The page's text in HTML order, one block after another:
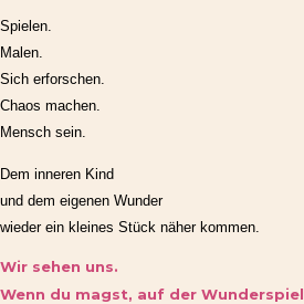
Spielen.
Malen.
Sich erforschen.
Chaos machen.
Mensch sein.
Dem inneren Kind
und dem eigenen Wunder
wieder ein kleines Stück näher kommen.
Wir sehen uns.
Wenn du magst, auf der